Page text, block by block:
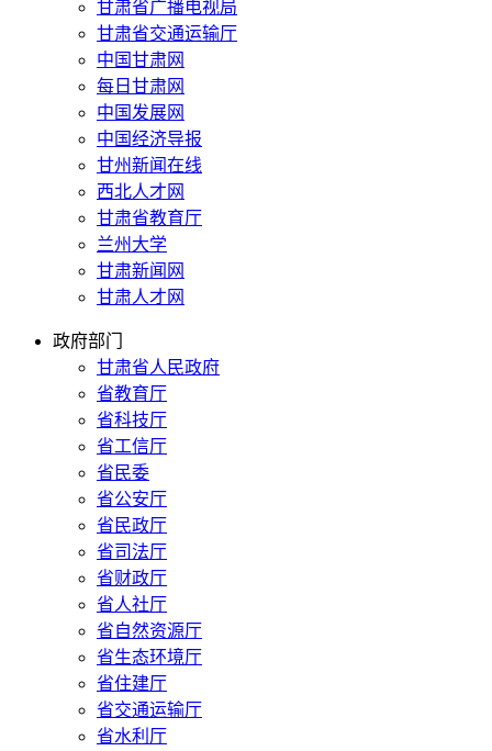
甘肃省广播电视局
甘肃省交通运输厅
中国甘肃网
每日甘肃网
中国发展网
中国经济导报
甘州新闻在线
西北人才网
甘肃省教育厅
兰州大学
甘肃新闻网
甘肃人才网
政府部门
甘肃省人民政府
省教育厅
省科技厅
省工信厅
省民委
省公安厅
省民政厅
省司法厅
省财政厅
省人社厅
省自然资源厅
省生态环境厅
省住建厅
省交通运输厅
省水利厅